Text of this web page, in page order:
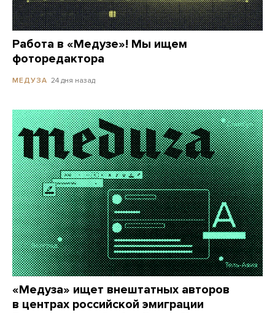
Работа в «Медузе»! Мы ищем
фоторедактора
МЕДУЗА 24 дня назад
«Медуза» ищет внештатных авторов
в центрах российской эмиграции